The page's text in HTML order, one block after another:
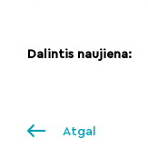
Dalintis naujiena:
Atgal